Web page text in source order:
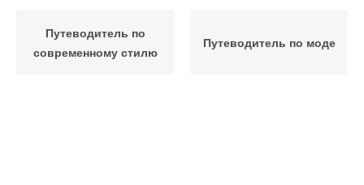
Путеводитель по
современному стилю
Путеводитель по моде